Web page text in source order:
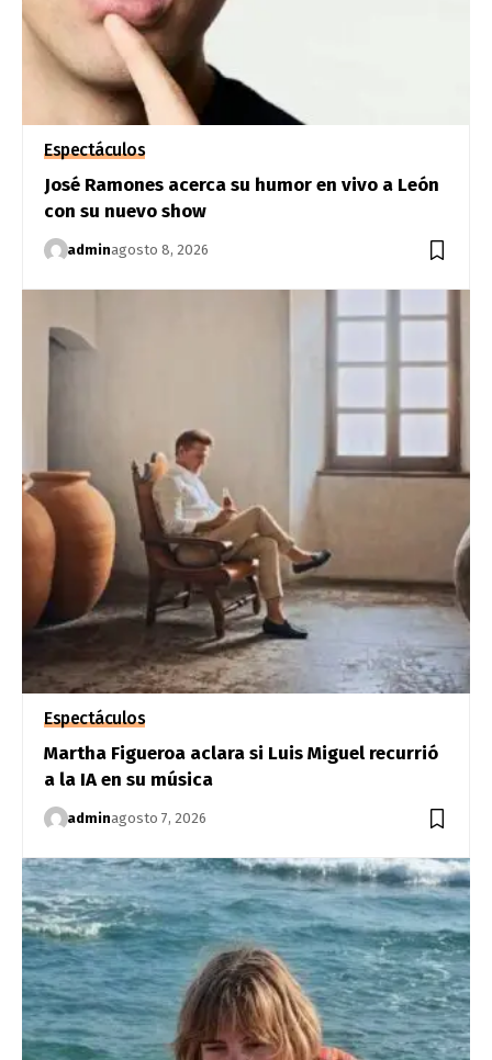
Espectáculos
José Ramones acerca su humor en vivo a León
con su nuevo show
adminagosto 8, 2026
Espectáculos
Martha Figueroa aclara si Luis Miguel recurrió
a la IA en su música
adminagosto 7, 2026